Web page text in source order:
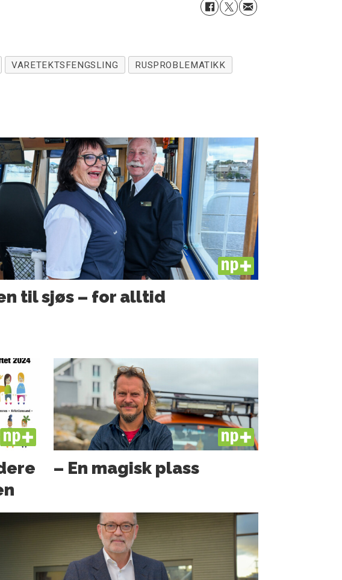
VARETEKTSFENGSLING RUSPROBLEMATIKK
PLUS
til sjøs – for alltid
PLUS PLUS
– En magisk plass